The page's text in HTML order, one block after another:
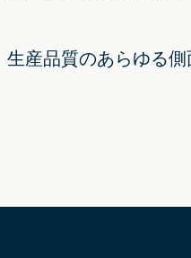
産品質のあらゆる側